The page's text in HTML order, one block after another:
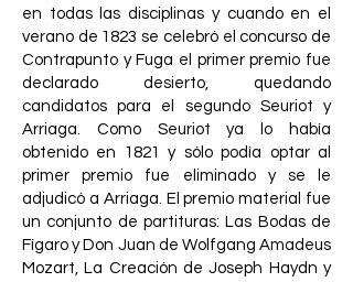
en todas las disciplinas y cuando en el
verano de 1823 se celebró el concurso de
Contrapunto y Fuga el primer premio fue
declarado desierto, quedando
candidatos para el segundo Seuriot y
Arriaga. Como Seuriot ya lo había
obtenido en 1821 y sólo podía optar al
primer premio fue eliminado y se le
adjudicó a Arriaga. El premio material fue
un conjunto de partituras: Las Bodas de
Fígaro y Don Juan de Wolfgang Amadeus
Mozart, La Creación de Joseph Haydn y